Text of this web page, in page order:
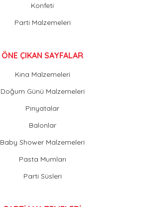
Konfeti
Parti Malzemeleri
ÖNE ÇIKAN SAYFALAR
Kına Malzemeleri
Doğum Günü Malzemeleri
Pinyatalar
Balonlar
Baby Shower Malzemeleri
Pasta Mumları
Parti Süsleri